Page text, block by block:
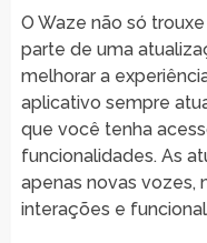
O Waze não só
parte de uma
melhorar a
aplicativo sempre
que você tenha
funcionalidades. As
apenas novas vozes,
interações e